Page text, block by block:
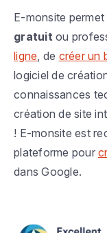
E-monsite
gratuit ou
ligne , de créer un
logiciel de
connaissances
création de site
! E-monsite est
plateforme pour
dans Google.